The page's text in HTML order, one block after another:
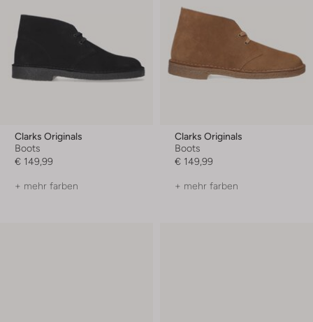
Clarks Originals
Boots
€ 149,99
+ mehr farben
Clarks Originals
Boots
€ 149,99
+ mehr farben